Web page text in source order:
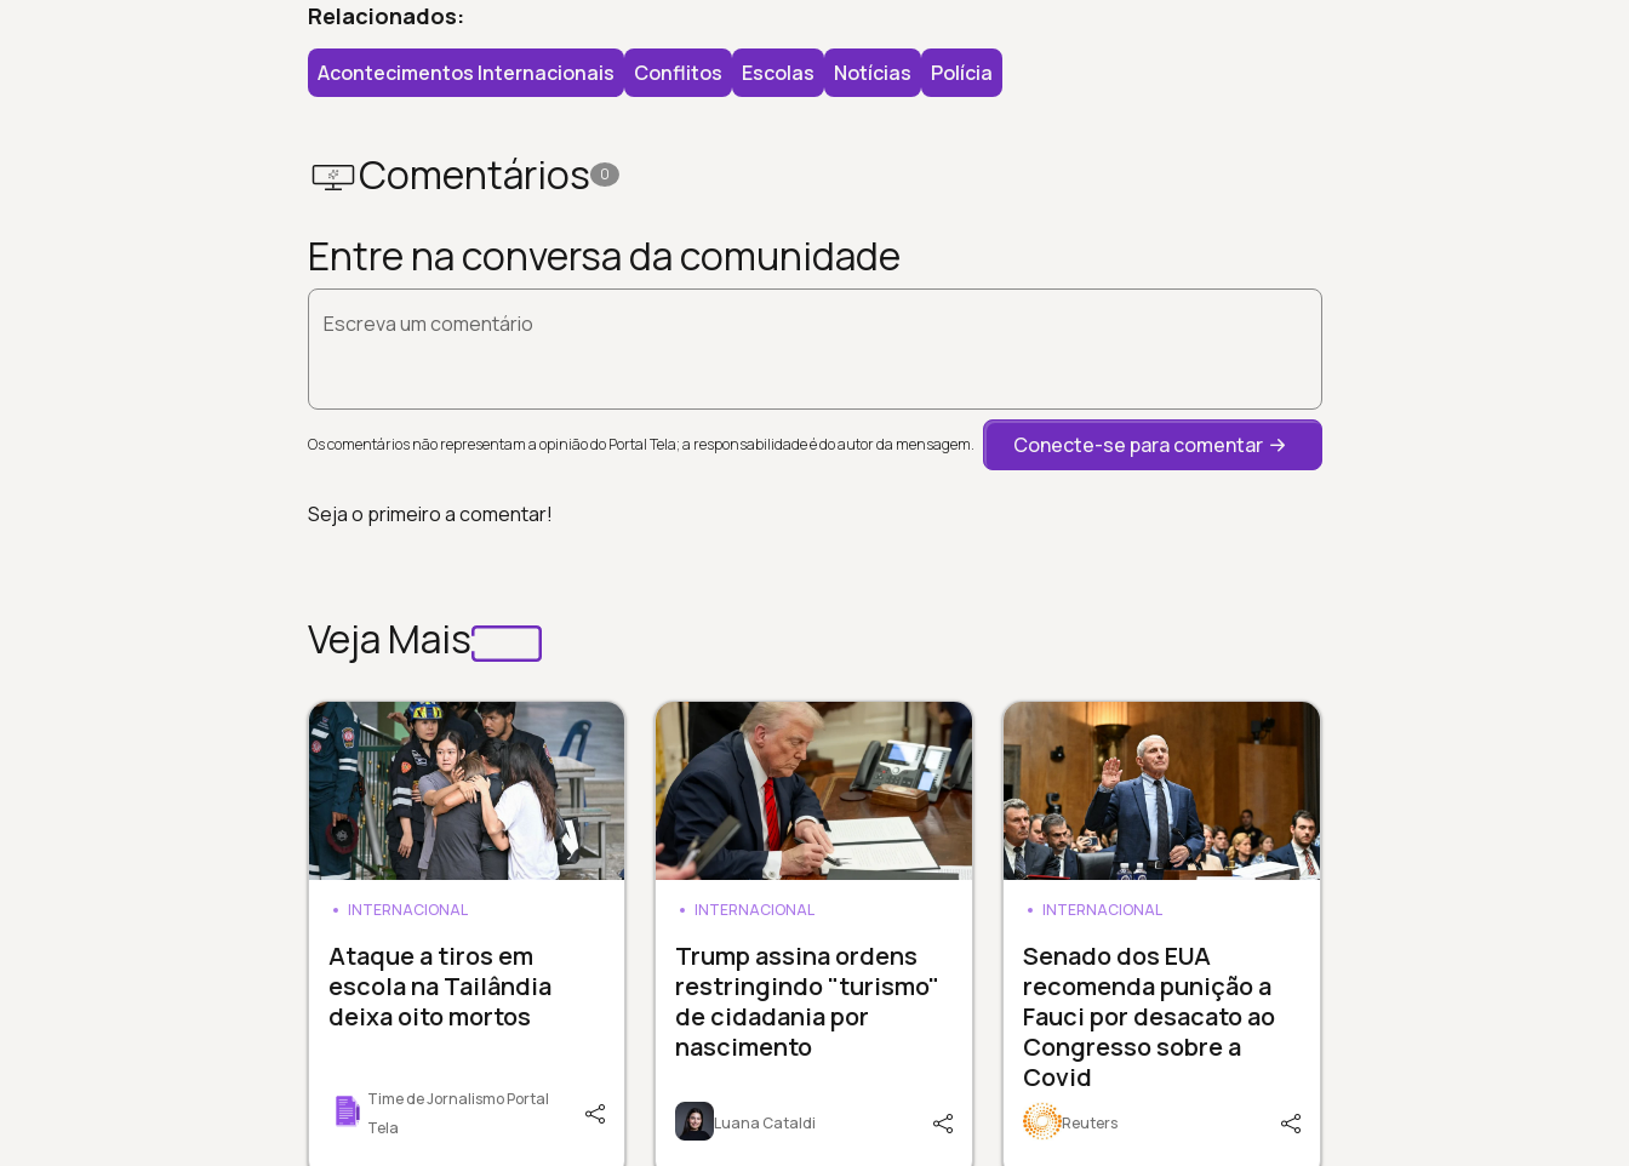
Relacionados:
Acontecimentos Internacionais Conflitos Escolas Notícias Polícia
Comentários 0
Entre na conversa da comunidade
Escreva um comentário
Os comentários não representam a opinião do Portal Tela; a responsabilidade é do autor da mensagem. Conecte-se para comentar
Seja o primeiro a comentar!
Veja Mais
INTERNACIONAL
Ataque a tiros em
escola na Tailândia
deixa oito mortos
Time de Jornalismo Portal
Tela
INTERNACIONAL
Trump assina ordens
restringindo "turismo"
de cidadania por
nascimento
Luana Cataldi
INTERNACIONAL
Senado dos EUA
recomenda punição a
Fauci por desacato ao
Congresso sobre a
Covid
Reuters